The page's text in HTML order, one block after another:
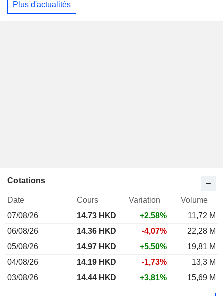
Plus d'actualités
Cotations
Date Cours Variation
Volume
07/08/26
14.73 HKD +2,58%
11,72 M
06/08/26
14.36 HKD -4,07%
22,28 M
05/08/26
14.97 HKD +5,50%
19,81 M
04/08/26
14.19 HKD -1,73%
13,3 M
03/08/26
14.44 HKD +3,81% 15,69 M